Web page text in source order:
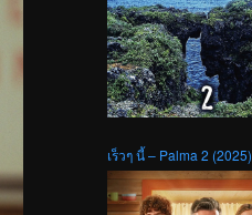
เร็วๆ นี้ – Palma 2 (2025)